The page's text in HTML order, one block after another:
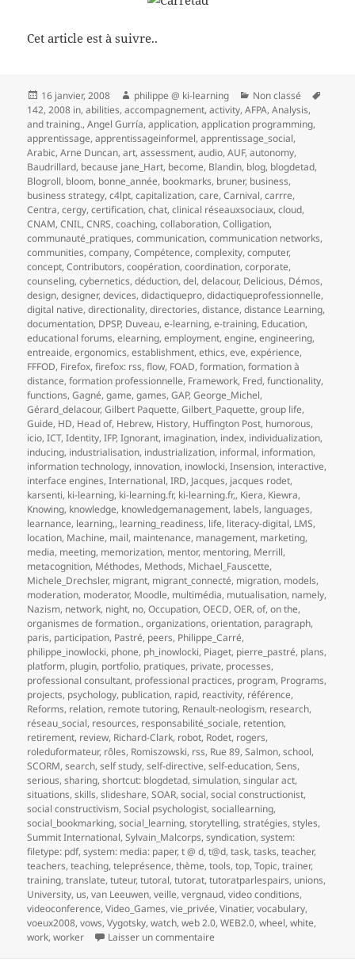
Cet article est à suivre..
Publié
le
16 janvier, 2008 Auteur
philippe @ ki-learning Catégories
Non classé
142,2008 in,abilities,accompagnement,activity,AFPA,Analysis,
and training.,Angel Gurría,application,application programming,
apprentissage,apprentissageinformel,apprentissage_social,
Arabic,Arne Duncan,art,assessment,audio,AUF,autonomy,
Baudrillard, because jane_Hart, become, Blandin, blog, blogdetad,
Blogroll, bloom, bonne_année, bookmarks, bruner, business,
business strategy,c4lpt,capitalization,care,Carnival,carrre,
Centra,cergy,certification,chat,clinical réseauxsociaux,cloud,
CNAM,CNIL,CNRS,coaching,collaboration,Colligation,
communauté_pratiques,communication,communication networks,
communities,company,Compétence,complexity,computer,
concept,Contributors,coopération,coordination,corporate,
counseling,cybernetics,déduction,del,delacour, Delicious, Démos,
design,designer,devices,didactiquepro,didactiqueprofessionnelle,
digital native,directionality,directories,distance,distance Learning,
documentation, DPSP, Duveau,e-learning,e-training, Education,
educational forums,elearning,employment,engine,engineering,
entreaide,ergonomics,establishment,ethics,eve,expérience,
FFFOD, Firefox,firefox: rss,flow, FOAD,formation,formation à
distance,formation professionnelle, Framework, Fred,functionality,
functions,Gagné,game,games,GAP,George_Michel,
Gérard_delacour,Gilbert Paquette,Gilbert_Paquette,group life,
Guide, HD, Head of, Hebrew, History, Huffington Post, humorous,
icio,ICT,Identity,IFP,Ignorant, imagination, index, individualization,
inducing, industrialisation, industrialization, informal, information,
information technology, innovation, inowlocki,Insension, interactive,
interface engines,International,IRD, Jacques, jacques rodet,
karsenti, ki-learning, ki-learning.fr, ki-learning.fr,, Kiera, Kiewra,
Knowing, knowledge, knowledgemanagement, labels, languages,
learnance, learning,, learning_readiness, life, literacy-digital, LMS,
location, Machine, mail, maintenance, management, marketing,
media, meeting, memorization, mentor, mentoring, Merrill,
metacognition, Méthodes, Methods, Michael_Fauscette,
Michele_Drechsler, migrant, migrant_connecté, migration, models,
moderation, moderator, Moodle, multimédia, mutualisation, namely,
Nazism, network, night, no,Occupation,OECD,OER,of,on the,
organismes de formation.,organizations,orientation, paragraph,
paris, participation, Pastré, peers, Philippe_Carré,
philippe_inowlocki, phone, ph_inowlocki, Piaget, pierre_pastré, plans,
platform, plugin, portfolio, pratiques, private, processes,
professional consultant, professional practices, program, Programs,
projects, psychology, publication, rapid, reactivity, référence,
Reforms, relation, remote tutoring, Renault-neologism, research,
réseau_social, resources, responsabilité_sociale, retention,
retirement, review, Richard-Clark, robot, Rodet, rogers,
roleduformateur, rôles, Romiszowski, rss, Rue 89,Salmon,school,
SCORM,search,self study,self-directive,self-education,Sens,
serious,sharing,shortcut: blogdetad,simulation,singular act,
situations,skills,slideshare,SOAR,social,social constructionist,
social constructivism,Social psychologist,sociallearning,
social_bookmarking,social_learning,storytelling,stratégies,styles,
Summit International,Sylvain_Malcorps,syndication,system:
filetype: pdf,system: media: paper,t @ d,t@d,task,tasks,teacher,
teachers,teaching,teleprésence,thème,tools,top,Topic,trainer,
training,translate,tuteur,tutoral,tutorat,tutoratparlespairs, unions,
University, us,van Leeuwen,veille,vergnaud,video conditions,
videoconference,Video_Games,vie_privée,Vinatier,vocabulary,
voeux2008,vows,Vygotsky,watch,web 2.0,WEB2.0,wheel,white,
work,worker Laisser un commentaire